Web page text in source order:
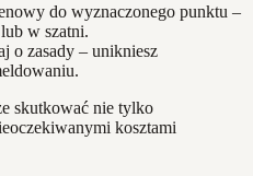
do wyznaczonego punktu –
w szatni.
o zasady – unikniesz
skutkować nie tylko
kosztami